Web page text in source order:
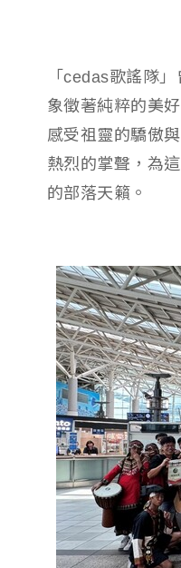
「cedas歌謠隊
象徵著純粹的美
感受祖靈的驕傲
熱烈的掌聲，為
的部落天籟。